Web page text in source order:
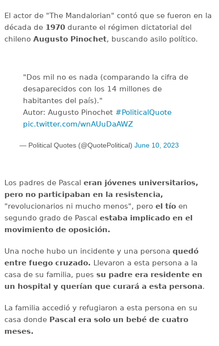
El actor de "The Mandalorian" contó que se fueron en la
década de1970 durante el régimen dictatorial del
chilenoAugusto Pinochet, buscando asilo político.
"Dos mil no es nada (comparando la cifra de
desaparecidos con los 14 millones de
habitantes del país)."
Autor: Augusto Pinochet #PoliticalQuote
pic.twitter.com/wnAUuDaAWZ
— Political Quotes (@QuotePolitical) June 10, 2023
Los padres de Pascal eran jóvenes universitarios,
pero no participaban en la resistencia,
"revolucionarios ni mucho menos", pero el tíoen
segundo grado de Pascal estaba implicado en el
movimiento de oposición.
Una noche hubo un incidente y una persona quedó
entre fuego cruzado. Llevaron a esta persona a la
casa de su familia, pues su padre era residente en
un hospital y querían que curará a esta persona.
La familia accedió y refugiaron a esta persona en su
casa donde Pascal era solo un bebé de cuatro
meses.